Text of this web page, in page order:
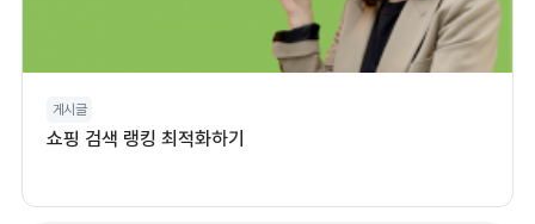
게시글
쇼핑 검색 랭킹 최적화하기